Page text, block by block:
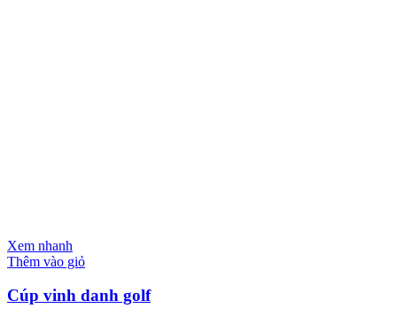
Xem nhanh
Thêm vào giỏ
Cúp vinh danh golf